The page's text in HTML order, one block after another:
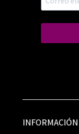
INFORMACIÓN